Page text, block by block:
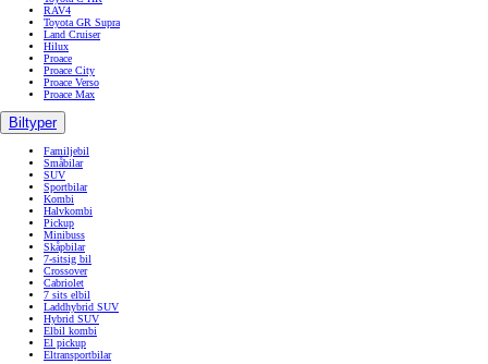
POST https://usc-webcomponents.toyota-europe.com/v1/used-stock-cars/se/sv?
brand=toyota&uscContext=used&uscEnv=production&vehicleForSaleId=b39da1e7-7e71-4916-895f-
1ae232f686a1
Våra bilar
Våra bilar
Bilar
Toyota bZ4X
Toyota bZ4X Touring
Toyota C-HR+
Aygo X
Yaris
Yaris Cross
GR Yaris
Corolla
Corolla Touring Sports
Corolla Cross
Toyota C-HR
RAV4
Toyota GR Supra